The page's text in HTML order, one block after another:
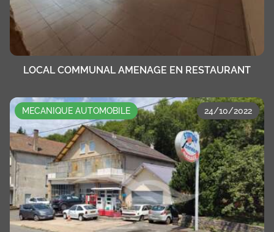
LOCAL COMMUNAL AMENAGE EN RESTAURANT
MECANIQUE AUTOMOBILE 24/10/2022